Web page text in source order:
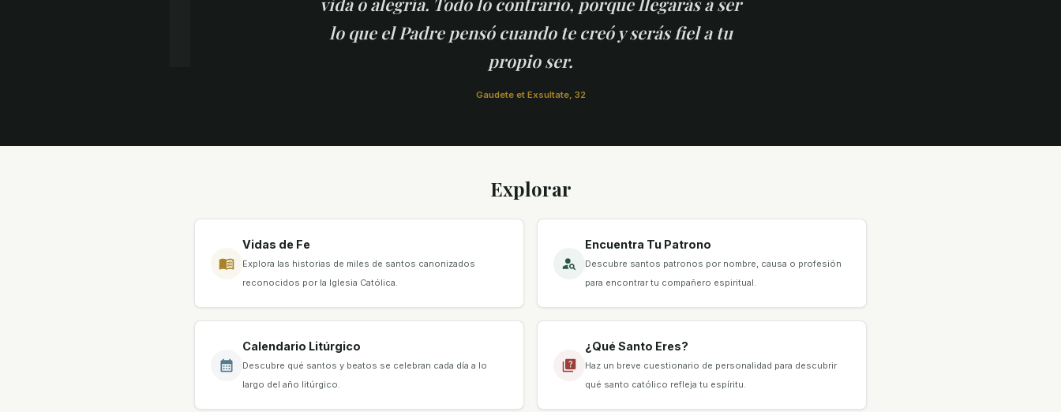
lo que el Padre pensó cuando te creó y serás fiel a tu
propio ser.
Gaudete et Exsultate, 32
Explorar
Vidas de Fe
Explora las historias de miles de santos canonizados
reconocidos por la Iglesia Católica.
Encuentra Tu Patrono
Descubre santos patronos por nombre, causa o profesión
para encontrar tu compañero espiritual.
Calendario Litúrgico
Descubre qué santos y beatos se celebran cada día a lo
largo del año litúrgico.
¿Qué Santo Eres?
Haz un breve cuestionario de personalidad para descubrir
qué santo católico refleja tu espíritu.